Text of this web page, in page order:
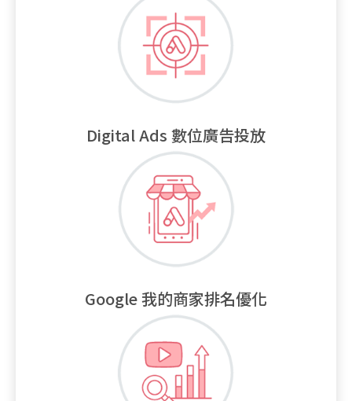
Digital Ads 數位廣告投放
Google 我的商家排名優化